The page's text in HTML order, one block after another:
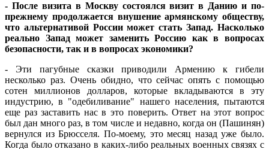
- После визита в Москву состоялся визит в Данию и по-
прежнему продолжается внушение армянскому обществу,
что альтернативой России может стать Запад. Насколько
реально Запад может заменить Россию как в вопросах
безопасности, так и в вопросах экономики?
- Эти пагубные сказки приводили Армению к гибели
несколько раз. Очень обидно, что сейчас опять с помощью
сотен миллионов долларов, которые вкладываются в эту
индустрию, в "одебиливание" нашего населения, пытаются
еще раз заставить нас в это поверить. Ответ на этот вопрос
был дан много раз, в том числе и недавно, когда он (Пашинян)
вернулся из Брюсселя. По-моему, это месяц назад уже было.
Когда было отказано в каких-либо реальных военных связях с